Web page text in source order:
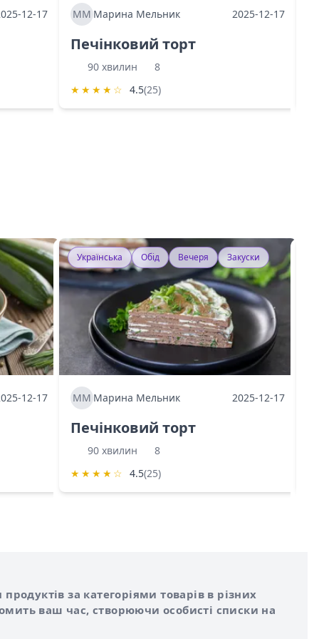
12-17 МММарина Мельник 2025-12-17
Печінковий торт
90 хвилин
8
★ ★ ★ ★ ☆ 4.5(25)
12-17
Українська Обід Вечеря Закуски
МММарина Мельник 2025-12-17
Печінковий торт
90 хвилин
8
★ ★ ★ ★ ☆ 4.5(25)
за категоріями товарів в різних
ваш час, створюючи особисті списки на